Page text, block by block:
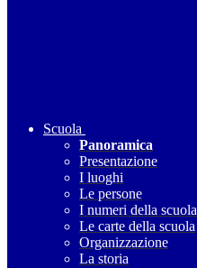
Scuola
Panoramica
Presentazione
I luoghi
Le persone
I numeri della scuola
Le carte della scuola
Organizzazione
La storia